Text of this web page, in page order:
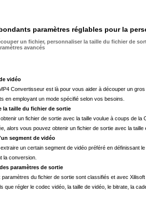
paramètres réglables pour la
un fichier, personnaliser la taille du fichier de
avancés
vidéo
Convertisseur est là pour vous aider à découper un
en employant un mode spécifié selon vos besoins.
la taille du fichier de sortie
un fichier de sortie avec la taille voulue à coups de la
alors vous pouvez obtenir un fichier de sortie avec la taille
segment de vidéo
un certain segment de vidéo préféré en définissant
la conversion.
paramètres de sortie
paramètres du fichier de sortie sont classifiés et avec
que régler le codec vidéo, la taille de vidéo, le bitrate, la